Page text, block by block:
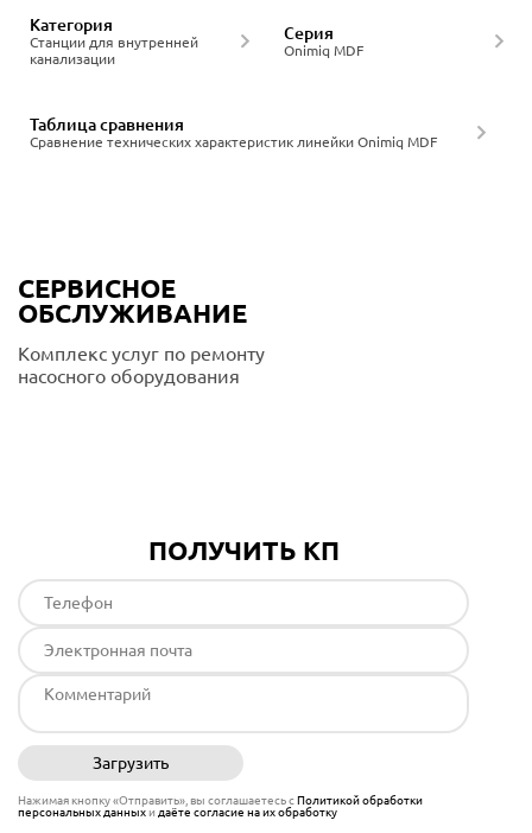
Станции для внутренней
канализации
Категория
Onimiq MDF
Серия
Сравнение технических характеристик линейки Onimiq MDF
Таблица сравнения
СЕРВИСНОЕ
ОБСЛУЖИВАНИЕ
Комплекс услуг по ремонту
насосного оборудования
ПОЛУЧИТЬ КП
Загрузить
Нажимая кнопку «Отправить», вы соглашаетесь сПолитикой обработки
персональных данныхи даёте согласие на их обработку